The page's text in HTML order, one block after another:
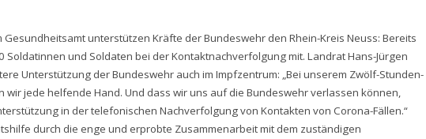
Gesundheitsamt unterstützen Kräfte der Bundeswehr den Rhein-Kreis Neuss: Bereits
Soldatinnen und Soldaten bei der Kontaktnachverfolgung mit. Landrat Hans-Jürgen
Unterstützung der Bundeswehr auch im Impfzentrum: „Bei unserem Zwölf-Stunden-
wir jede helfende Hand. Und dass wir uns auf die Bundeswehr verlassen können,
in der telefonischen Nachverfolgung von Kontakten von Corona-Fällen.“
durch die enge und erprobte Zusammenarbeit mit dem zuständigen